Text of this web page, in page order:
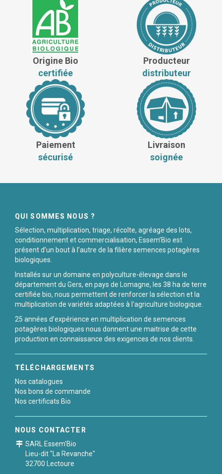
Origine Bio
certifiée
Producteur
distributeur
Paiement
sécurisé
Livraison
soignée
QUI SOMMES NOUS ?
Sélection, multiplication, triage, récolte, agréage des lots,
conditionnement et commercialisation, Essem’Bio est
présent d’un bout à l’autre de la filière semences potagères
biologiques.
Installés sur un domaine en polyculture-élevage dans le
département du Gers, en pays de Lomagne, les 38 ha de terre
certifiée bio, nous permettent de renforcer la sélection et la
multiplication de variétés adaptées à l’agriculture biologique.
25 années d’expérience en multiplication de semences
potagères biologiques nous donnent une maitrise de cette
production en connaissance des exigences de nos clients.
TÉLÉCHARGEMENTS
Nos catalogues
Nos bons de commande
Nos certificats Bio
NOUS CONTACTER
SARL Essem'Bio
Lieu-dit "La Revanche"
32700 Lectoure